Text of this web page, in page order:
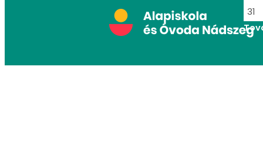
31